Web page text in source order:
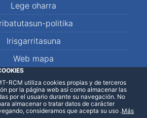
Lege oharra
politika
Irisgarritasuna
Web mapa
RCM utiliza cookies propias y de terceros
por la página web así como almacenar las
por el usuario durante su navegación. No
almacenar o tratar datos de carácter
consideramos que acepta su uso .Más